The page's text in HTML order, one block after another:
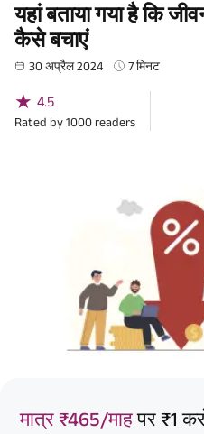
यहां बताया गया है कि
कैसे बचाएं
30 अप्रैल 2024 7 मिनट
★ 4.5
Rated by1000 readers
मात्र ₹465/माहपर ₹1